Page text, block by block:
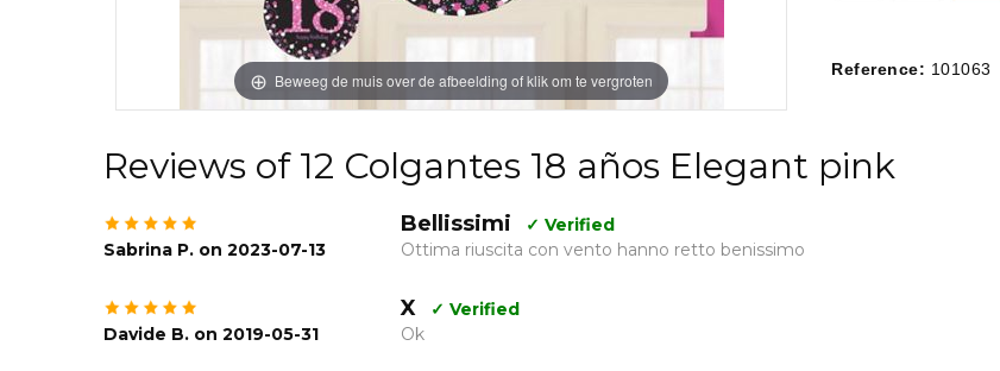
Beweeg de muis over de afbeelding of klik om te vergroten
Reference: 101063
Reviews of 12 Colgantes 18 años Elegant pink
Bellissimi
✓ Verified
Sabrina P. on 2023-07-13
Ottima riuscita con vento hanno retto benissimo
X
✓ Verified
Davide B. on 2019-05-31
Ok